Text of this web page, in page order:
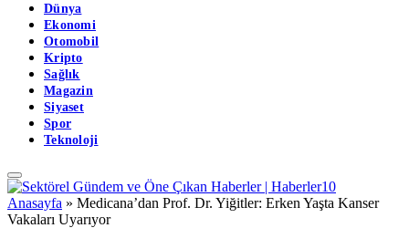
Dünya
Ekonomi
Otomobil
Kripto
Sağlık
Magazin
Siyaset
Spor
Teknoloji
Anasayfa » Medicana’dan Prof. Dr. Yiğitler: Erken Yaşta Kanser
Vakaları Uyarıyor